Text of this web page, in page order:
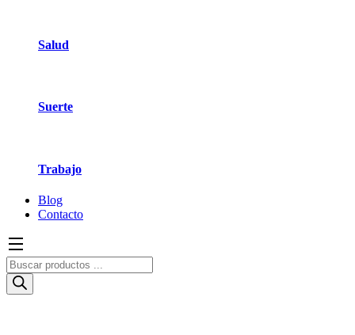
Salud
Suerte
Trabajo
Blog
Contacto
Búsqueda
de
productos